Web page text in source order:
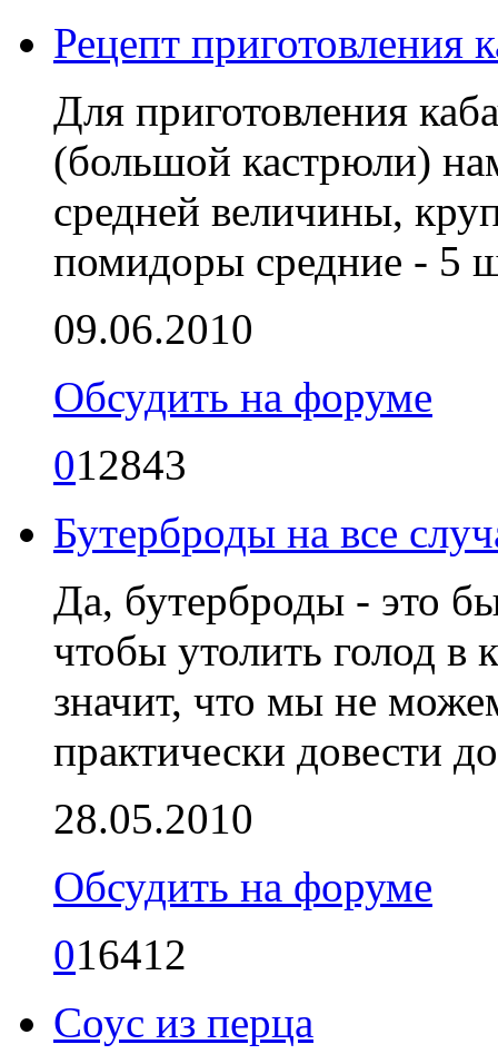
Рецепт приготовления
Для приготовления
(большой кастрюли)
средней величины,
помидоры средние - 5
09.06.2010
Обсудить на форуме
012843
Бутерброды на все
Да, бутерброды - это
чтобы утолить голод в
значит, что мы не
практически довести
28.05.2010
Обсудить на форуме
016412
Соус из перца